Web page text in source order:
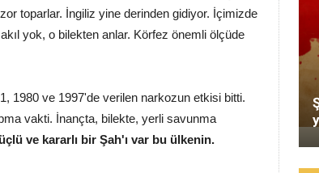
toparlar. İngiliz yine derinden gidiyor. İçimizde
yok, o bilekten anlar. Körfez önemli ölçüde
1980 ve 1997'de verilen narkozun etkisi bitti.
vakti. İnançta, bilekte, yerli savunma
ve kararlı bir Şah'ı var bu ülkenin.